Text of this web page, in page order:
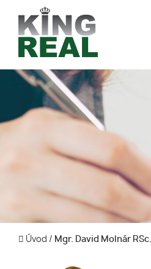
Úvod / Mgr. David Molnár RSc.